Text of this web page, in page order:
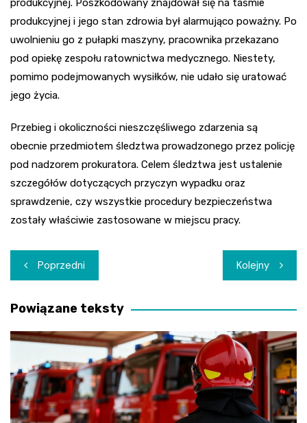
produkcyjnej. Poszkodowany znajdował się na taśmie
produkcyjnej i jego stan zdrowia był alarmująco poważny. Po
uwolnieniu go z pułapki maszyny, pracownika przekazano
pod opiekę zespołu ratownictwa medycznego. Niestety,
pomimo podejmowanych wysiłków, nie udało się uratować
jego życia.
Przebieg i okoliczności nieszczęśliwego zdarzenia są
obecnie przedmiotem śledztwa prowadzonego przez policję
pod nadzorem prokuratora. Celem śledztwa jest ustalenie
szczegółów dotyczących przyczyn wypadku oraz
sprawdzenie, czy wszystkie procedury bezpieczeństwa
zostały właściwie zastosowane w miejscu pracy.
Nawigacja
wpisu
Poprzedni Kolejny
Powiązane teksty